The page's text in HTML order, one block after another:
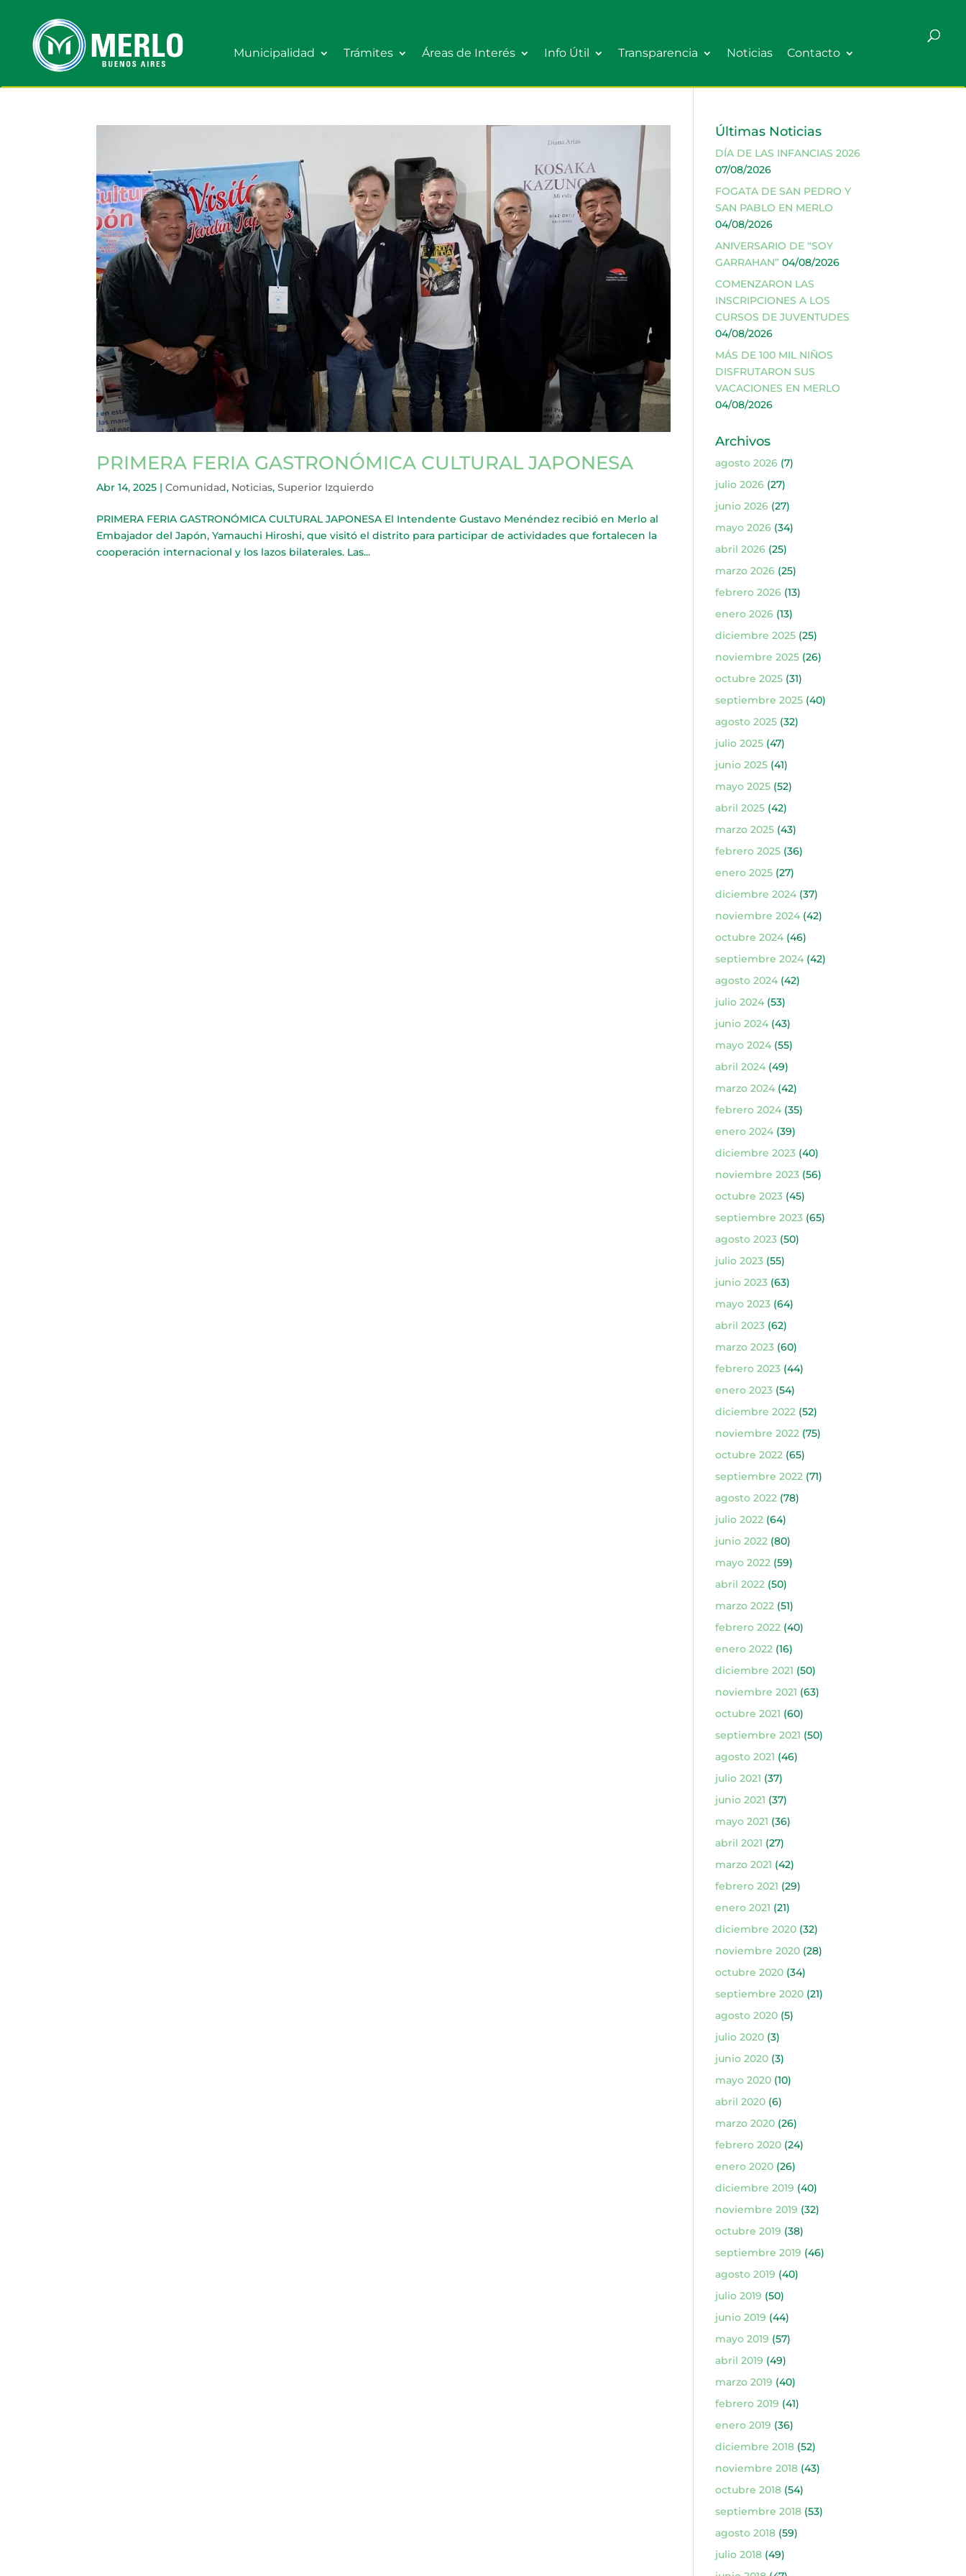
Municipalidad Trámites Áreas de Interés Info Útil Transparencia Noticias Contacto
PRIMERA FERIA GASTRONÓMICA CULTURAL JAPONESA
Abr 14, 2025 |Comunidad, Noticias,Superior Izquierdo
PRIMERA FERIA GASTRONÓMICA CULTURAL JAPONESA El Intendente Gustavo Menéndez recibió en Merlo al
Embajador del Japón, Yamauchi Hiroshi, que visitó el distrito para participar de actividades que fortalecen la
cooperación internacional y los lazos bilaterales. Las...
Últimas Noticias
DÍA DE LAS INFANCIAS 2026
07/08/2026
FOGATA DE SAN PEDRO Y
SAN PABLO EN MERLO
04/08/2026
ANIVERSARIO DE “SOY
GARRAHAN” 04/08/2026
COMENZARON LAS
INSCRIPCIONES A LOS
CURSOS DE JUVENTUDES
04/08/2026
MÁS DE 100 MIL NIÑOS
DISFRUTARON SUS
VACACIONES EN MERLO
04/08/2026
Archivos
agosto 2026(7)
julio 2026(27)
junio 2026(27)
mayo 2026(34)
abril 2026(25)
marzo 2026(25)
febrero 2026(13)
enero 2026(13)
diciembre 2025(25)
noviembre 2025(26)
octubre 2025(31)
septiembre 2025(40)
agosto 2025(32)
julio 2025(47)
junio 2025(41)
mayo 2025(52)
abril 2025(42)
marzo 2025(43)
febrero 2025(36)
enero 2025(27)
diciembre 2024(37)
noviembre 2024(42)
octubre 2024(46)
septiembre 2024(42)
agosto 2024(42)
julio 2024(53)
junio 2024(43)
mayo 2024(55)
abril 2024(49)
marzo 2024(42)
febrero 2024(35)
enero 2024(39)
diciembre 2023(40)
noviembre 2023(56)
octubre 2023(45)
septiembre 2023(65)
agosto 2023(50)
julio 2023(55)
junio 2023(63)
mayo 2023(64)
abril 2023(62)
marzo 2023(60)
febrero 2023(44)
enero 2023(54)
diciembre 2022(52)
noviembre 2022(75)
octubre 2022(65)
septiembre 2022(71)
agosto 2022(78)
julio 2022(64)
junio 2022(80)
mayo 2022(59)
abril 2022(50)
marzo 2022(51)
febrero 2022(40)
enero 2022(16)
diciembre 2021 (50)
noviembre 2021 (63)
octubre 2021 (60)
septiembre 2021 (50)
agosto 2021 (46)
julio 2021 (37)
junio 2021 (37)
mayo 2021 (36)
abril 2021 (27)
marzo 2021 (42)
febrero 2021 (29)
enero 2021 (21)
diciembre 2020(32)
noviembre 2020(28)
octubre 2020(34)
septiembre 2020(21)
agosto 2020(5)
julio 2020(3)
junio 2020(3)
mayo 2020(10)
abril 2020(6)
marzo 2020(26)
febrero 2020(24)
enero 2020(26)
diciembre 2019 (40)
noviembre 2019 (32)
octubre 2019 (38)
septiembre 2019 (46)
agosto 2019 (40)
julio 2019 (50)
junio 2019 (44)
mayo 2019 (57)
abril 2019 (49)
marzo 2019 (40)
febrero 2019 (41)
enero 2019 (36)
diciembre 2018(52)
noviembre 2018(43)
octubre 2018(54)
septiembre 2018(53)
agosto 2018(59)
julio 2018(49)